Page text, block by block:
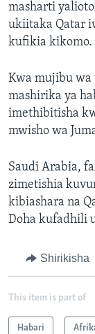
masharti
ukiitaka Qatar
kufikia kikomo.
Kwa mujibu
mashirika ya
imethibitisha
mwisho wa
Saudi Arabia,
zimetishia
kibiashara na
Doha kufadhili
Shirikisha
This item is part of
Habari